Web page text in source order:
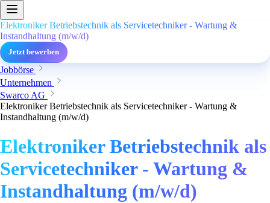
Elektroniker Betriebstechnik als Servicetechniker - Wartung &
Instandhaltung (m/w/d)
Jetzt bewerben
Jobbörse
Unternehmen
Swarco AG
Elektroniker Betriebstechnik als Servicetechniker - Wartung &
Instandhaltung (m/w/d)
Elektroniker Betriebstechnik als
Servicetechniker - Wartung &
Instandhaltung (m/w/d)